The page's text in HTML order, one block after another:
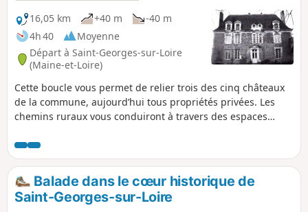
16,05 km
+40 m
-40 m
4h 40
Moyenne
Départ à Saint-Georges-sur-Loire
(Maine-et-Loire)
Cette boucle vous permet de relier trois des cinq châteaux
de la commune, aujourd’hui tous propriétés privées. Les
chemins ruraux vous conduiront à travers des espaces
points culminants offrant une vue panoramique sur la
vallée de la Loire. Le long des sentiers, peut-être croiserez-
vous la route des cygognes ayant emménagé dans les
zones marécageuses près du hameau d’Éculard.
Balade dans le cœur historique de
Saint-Georges-sur-Loire